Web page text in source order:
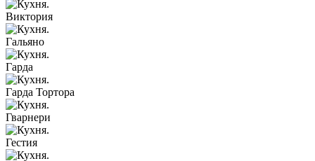
Виктория
Гальяно
Гарда
Гарда Тортора
Гварнери
Гестия